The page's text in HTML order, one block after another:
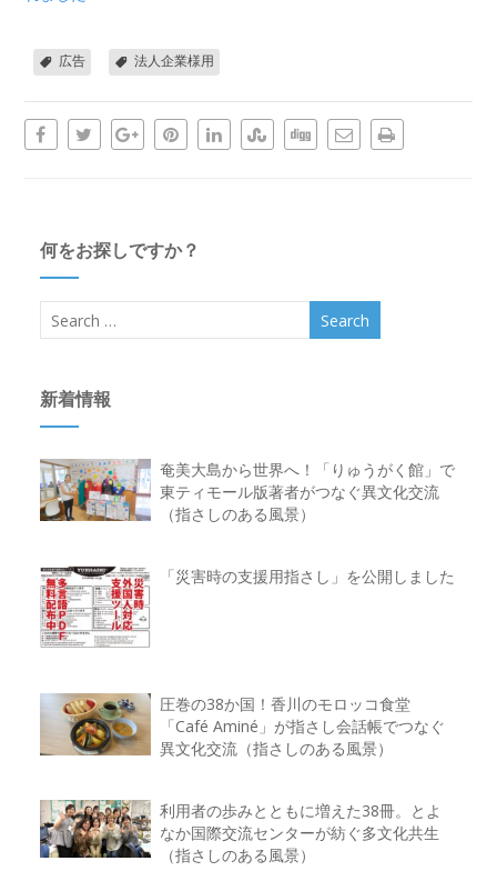
広告 法人企業様用
何をお探しですか？
新着情報
奄美大島から世界へ！「りゅうがく館」で
東ティモール版著者がつなぐ異文化交流
（指さしのある風景）
「災害時の支援用指さし」を公開しました
圧巻の38か国！香川のモロッコ食堂
「Café Aminé」が指さし会話帳でつなぐ
異文化交流（指さしのある風景）
利用者の歩みとともに増えた38冊。とよ
なか国際交流センターが紡ぐ多文化共生
（指さしのある風景）